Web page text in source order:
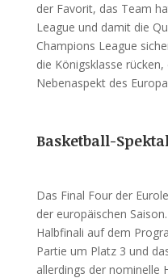
der Favorit, das Team
League und damit die
Champions League
die Königsklasse
Nebenaspekt des
Basketball-
Das Final Four der
der europäischen
Halbfinali auf dem
Partie um Platz 3 und
allerdings der nominelle